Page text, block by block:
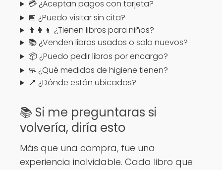
💳 ¿Aceptan pagos con tarjeta?
📅 ¿Puedo visitar sin cita?
👨‍👩‍👧 ¿Tienen libros para niños?
📚 ¿Venden libros usados o solo nuevos?
📦 ¿Puedo pedir libros por encargo?
🧼 ¿Qué medidas de higiene tienen?
📍 ¿Dónde están ubicados?
📚 Si me preguntaras si
volvería, diría esto
Más que una compra, fue una
experiencia inolvidable. Cada libro que